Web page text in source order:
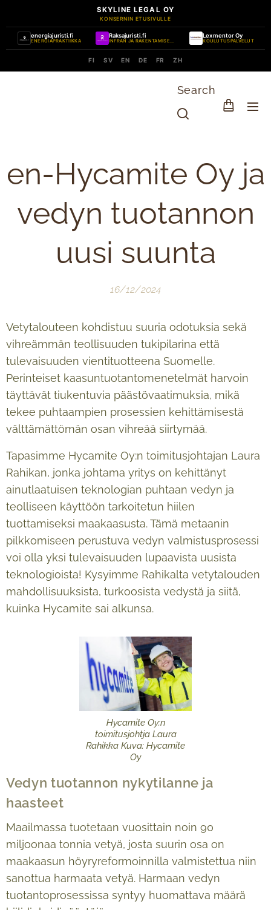
SKYLINE LEGAL OY
KONSERNIN ETUSIVULLE
energiajuristi.fi
ENERGIAPRAKTIIKKA
Raksajuristi.fi
INFRAN JA RAKENTAMISEN PRAKTIIKKA
Lexmentor Oy
KOULUTUSPALVELUT
FI SV EN DE FR ZH
Search
en-Hycamite Oy ja
vedyn tuotannon
uusi suunta
16/12/2024
Vetytalouteen kohdistuu suuria odotuksia sekä
vihreämmän teollisuuden tukipilarina että
tulevaisuuden vientituotteena Suomelle.
Perinteiset kaasuntuotantomenetelmät harvoin
täyttävät tiukentuvia päästövaatimuksia, mikä
tekee puhtaampien prosessien kehittämisestä
välttämättömän osan vihreää siirtymää.
Tapasimme Hycamite Oy:n toimitusjohtajan Laura
Rahikan, jonka johtama yritys on kehittänyt
ainutlaatuisen teknologian puhtaan vedyn ja
teolliseen käyttöön tarkoitetun hiilen
tuottamiseksi maakaasusta. Tämä metaanin
pilkkomiseen perustuva vedyn valmistusprosessi
voi olla yksi tulevaisuuden lupaavista uusista
teknologioista! Kysyimme Rahikalta vetytalouden
mahdollisuuksista, turkoosista vedystä ja siitä,
kuinka Hycamite sai alkunsa.
Hycamite Oy:n
toimitusjohtja Laura
Rahikka Kuva: Hycamite
Oy
Vedyn tuotannon nykytilanne ja
haasteet
Maailmassa tuotetaan vuosittain noin 90
miljoonaa tonnia vetyä, josta suurin osa on
maakaasun höyryreformoinnilla valmistettua niin
sanottua harmaata vetyä. Harmaan vedyn
tuotantoprosessissa syntyy huomattava määrä